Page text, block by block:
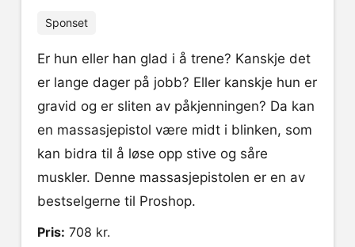
Sponset
Er hun eller han glad i å trene? Kanskje det
er lange dager på jobb? Eller kanskje hun er
gravid og er sliten av påkjenningen? Da kan
en massasjepistol være midt i blinken, som
kan bidra til å løse opp stive og såre
muskler. Denne massasjepistolen er en av
bestselgerne til Proshop.
Pris: 708 kr.